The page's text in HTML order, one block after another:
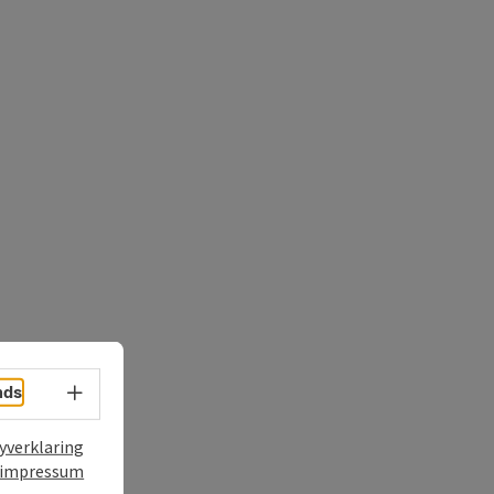
Taalkeuze - menu openen
impressum